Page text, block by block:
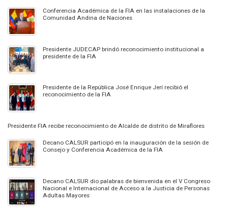
Conferencia Académica de la FIA en las instalaciones de la
Comunidad Andina de Naciones
Presidente JUDECAP brindó reconocimiento institucional a
presidente de la FIA
Presidente de la República José Enrique Jerí recibió el
reconocimiento de la FIA
Presidente FIA recibe reconocimiento de Alcalde de distrito de Miraflores
Decano CALSUR participó en la inauguración de la sesión de
Consejo y Conferencia Académica de la FIA
Decano CALSUR dio palabras de bienvenida en el V Congreso
Nacional e Internacional de Acceso a la Justicia de Personas
Adultas Mayores